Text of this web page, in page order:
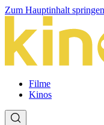
Zum Hauptinhalt springen
Filme
Kinos